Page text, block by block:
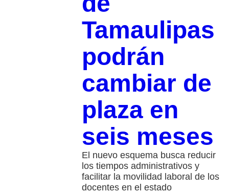
Tamaulipas
podrán
cambiar de
plaza en
seis meses
El nuevo esquema busca reducir
los tiempos administrativos y
facilitar la movilidad laboral de los
docentes en el estado